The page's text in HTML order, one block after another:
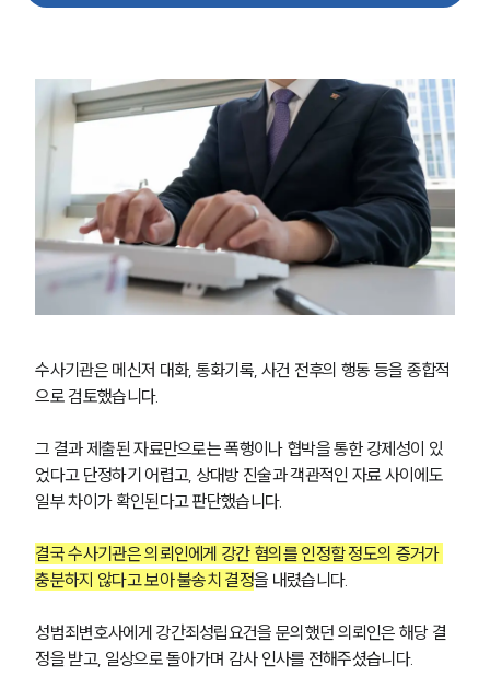
수사기관은 메신저 대화, 통화기록, 사건 전후의 행동 등을 종합적
으로 검토했습니다.
그 결과 제출된 자료만으로는 폭행이나 협박을 통한 강제성이 있
었다고 단정하기 어렵고, 상대방 진술과 객관적인 자료 사이에도
일부 차이가 확인된다고 판단했습니다.
결국 수사기관은 의뢰인에게 강간 혐의를 인정할 정도의 증거가
충분하지 않다고 보아 불송치 결정을 내렸습니다.
성범죄변호사에게 강간죄성립요건을 문의했던 의뢰인은 해당 결
정을 받고, 일상으로 돌아가며 감사 인사를 전해주셨습니다.